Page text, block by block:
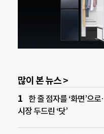
많이 본 뉴스 >
한 줄 점자를 ‘화면’으
시장 두드린 ‘닷’